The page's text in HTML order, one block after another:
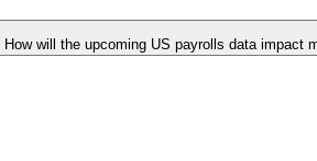
How will the upcoming US payrolls data impact